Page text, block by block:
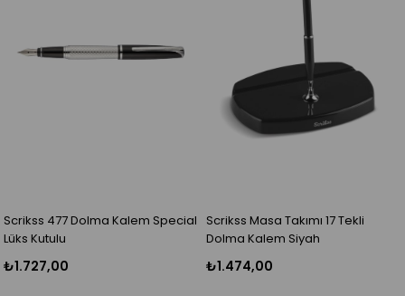
Scrikss 477 Dolma Kalem Special
Lüks Kutulu
₺1.727,00
Scrikss Masa Takımı 17 Tekli
Dolma Kalem Siyah
₺1.474,00